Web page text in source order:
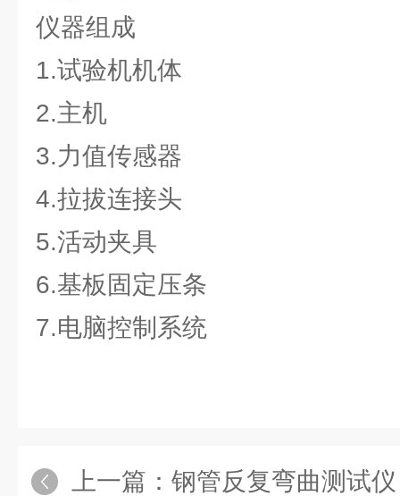
仪器组成
1.试验机机体
2.主机
3.力值传感器
4.拉拔连接头
5.活动夹具
6.基板固定压条
7.电脑控制系统
上一篇： 钢管反复弯曲测试